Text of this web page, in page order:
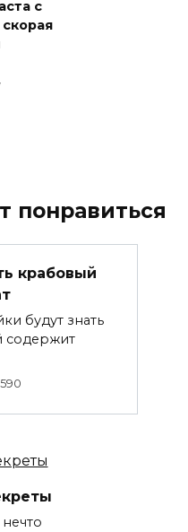
с
понравиться
крабовый
будут знать
содержит
590